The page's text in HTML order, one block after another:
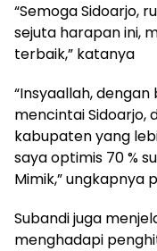
“Semoga Sidoarjo,
sejuta harapan ini,
terbaik,” katanya
“Insyaallah,
mencintai Sidoarjo,
kabupaten yang
saya optimis 70 %
Mimik,” ungkapnya
Subandi juga
menghadapi